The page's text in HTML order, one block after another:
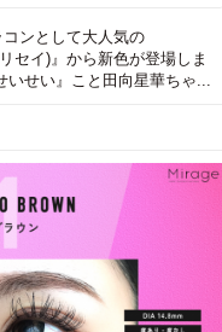
コンとして大人気の
リセイ)』から新色が登場しま
いせい』こと田向星華ちゃ...